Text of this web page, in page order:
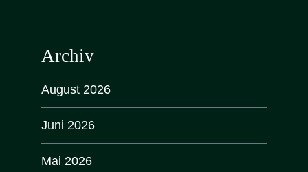
Archiv
August 2026
Juni 2026
Mai 2026